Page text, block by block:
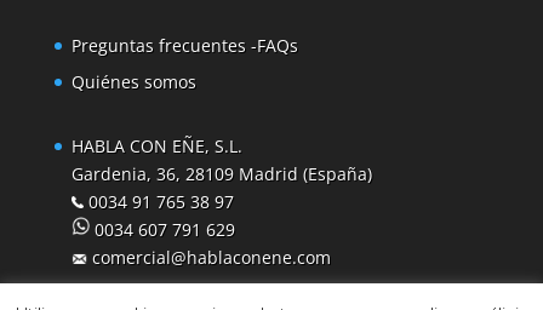
Preguntas frecuentes -FAQs
Quiénes somos
HABLA CON EÑE, S.L.
Gardenia, 36, 28109 Madrid (España)
0034 91 765 38 97
0034 607 791 629
comercial@hablaconene.com